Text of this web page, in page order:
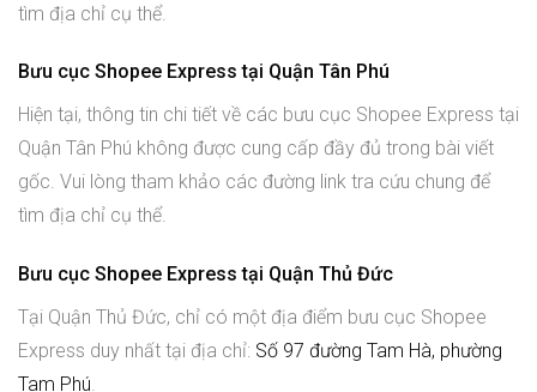
tìm địa chỉ cụ thể.
Bưu cục Shopee Express tại Quận Tân Phú
Hiện tại, thông tin chi tiết về các bưu cục Shopee Express tại
Quận Tân Phú không được cung cấp đầy đủ trong bài viết
gốc. Vui lòng tham khảo các đường link tra cứu chung để
tìm địa chỉ cụ thể.
Bưu cục Shopee Express tại Quận Thủ Đức
Tại Quận Thủ Đức, chỉ có một địa điểm bưu cục Shopee
Express duy nhất tại địa chỉ: Số 97 đường Tam Hà, phường
Tam Phú.